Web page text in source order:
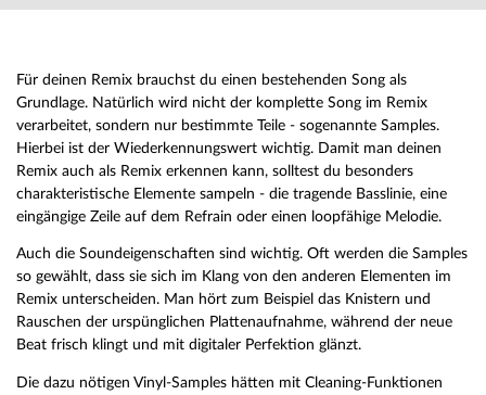
Für deinen Remix brauchst du einen bestehenden Song als
Grundlage. Natürlich wird nicht der komplette Song im Remix
verarbeitet, sondern nur bestimmte Teile - sogenannte Samples.
Hierbei ist der Wiederkennungswert wichtig. Damit man deinen
Remix auch als Remix erkennen kann, solltest du besonders
charakteristische Elemente sampeln - die tragende Basslinie, eine
eingängige Zeile auf dem Refrain oder einen loopfähige Melodie.
Auch die Soundeigenschaften sind wichtig. Oft werden die Samples
so gewählt, dass sie sich im Klang von den anderen Elementen im
Remix unterscheiden. Man hört zum Beispiel das Knistern und
Rauschen der urspünglichen Plattenaufnahme, während der neue
Beat frisch klingt und mit digitaler Perfektion glänzt.
Die dazu nötigen Vinyl-Samples hätten mit Cleaning-Funktionen